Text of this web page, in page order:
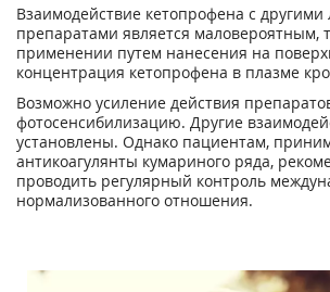
Взаимодействие кетопрофена с
препаратами является маловероятным,
применении путем нанесения на
концентрация кетопрофена в плазме
Возможно усиление действия
фотосенсибилизацию. Другие
установлены. Однако пациентам,
антикоагулянты кумариного ряда,
проводить регулярный контроль
нормализованного отношения.